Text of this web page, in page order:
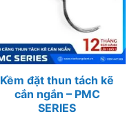
Kềm đặt thun tách kẽ
cắn ngắn – PMC
SERIES